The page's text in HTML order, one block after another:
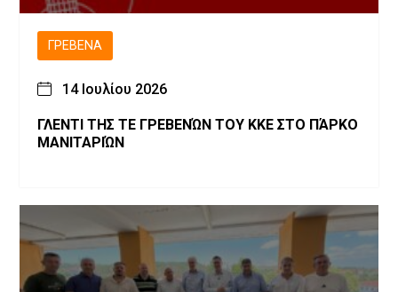
ΓΡΕΒΕΝΆ
14 Ιουλίου 2026
ΓΛΕΝΤΙ ΤΗΣ ΤΕ ΓΡΕΒΕΝΏΝ ΤΟΥ ΚΚΕ ΣΤΟ ΠΆΡΚΟ
ΜΑΝΙΤΑΡΙΏΝ